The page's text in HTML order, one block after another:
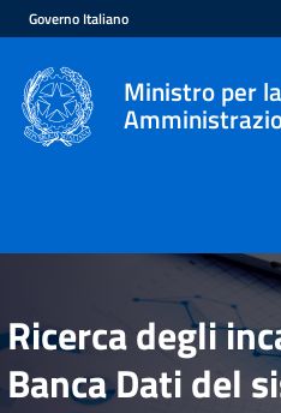
Governo Italiano
Ministro per
Ricerca degli
Banca Dati del